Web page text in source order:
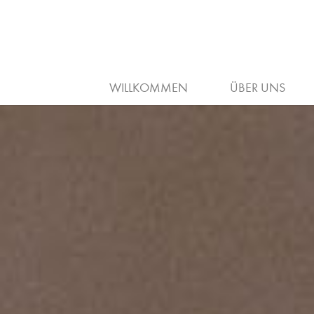
WILLKOMMEN ÜBER UNS